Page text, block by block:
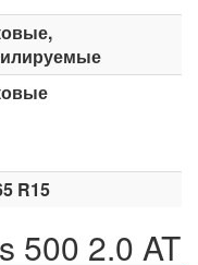
R15
500 2.0 AT